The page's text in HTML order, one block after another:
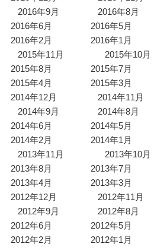
2016年9月
2016年8月
2016年6月
2016年5月
2016年2月
2016年1月
2015年11月
2015年10月
2015年8月
2015年7月
2015年4月
2015年3月
2014年12月
2014年11月
2014年9月
2014年8月
2014年6月
2014年5月
2014年2月
2014年1月
2013年11月
2013年10月
2013年8月
2013年7月
2013年4月
2013年3月
2012年12月
2012年11月
2012年9月
2012年8月
2012年6月
2012年5月
2012年2月
2012年1月